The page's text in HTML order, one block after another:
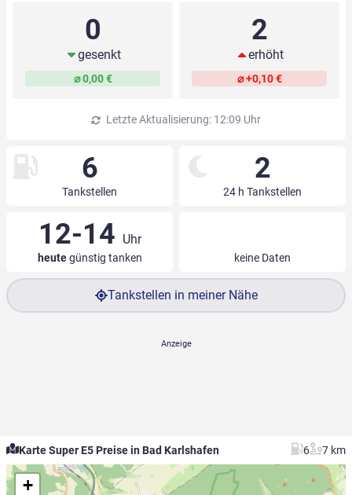
0
gesenkt
⌀ 0,00 €
2
erhöht
⌀ +0,10 €
Letzte Aktualisierung: 12:09 Uhr
6
Tankstellen
2
24 h Tankstellen
12-14 Uhr
heutegünstig tanken keine Daten
Tankstellen in meiner Nähe
Karte Super E5 Preise in Bad Karlshafen 6 7 km
+